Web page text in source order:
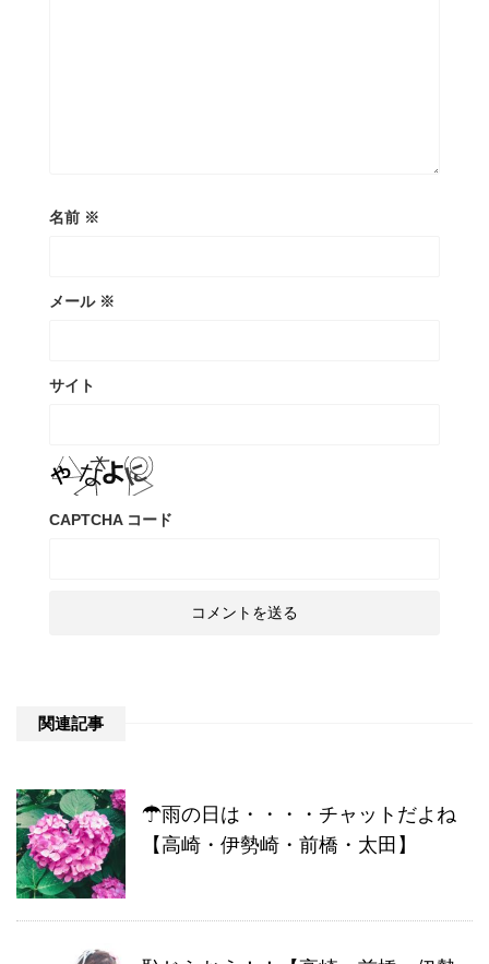
名前 ※
メール ※
サイト
CAPTCHA コード
関連記事
☂雨の日は・・・・チャットだよね
【高崎・伊勢崎・前橋・太田】